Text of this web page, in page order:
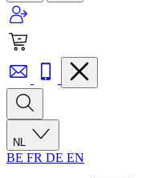
NL
BE FR DE EN